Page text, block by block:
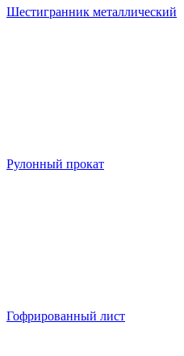
Шестигранник металлический
Рулонный прокат
Гофрированный лист